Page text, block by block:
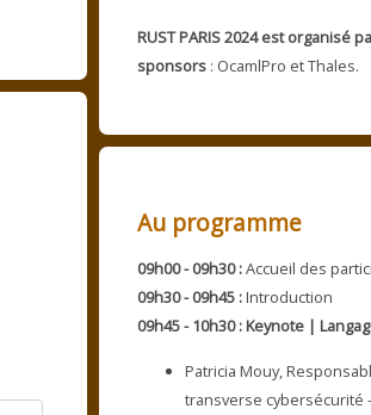
RUST PARIS 2024 est organisé
sponsors : OcamlPro et Thales.
Au programme
09h00 - 09h30 :Accueil des
09h30 - 09h45 : Introduction
09h45 - 10h30 : Keynote |
Patricia Mouy,
transverse cybersécurité -